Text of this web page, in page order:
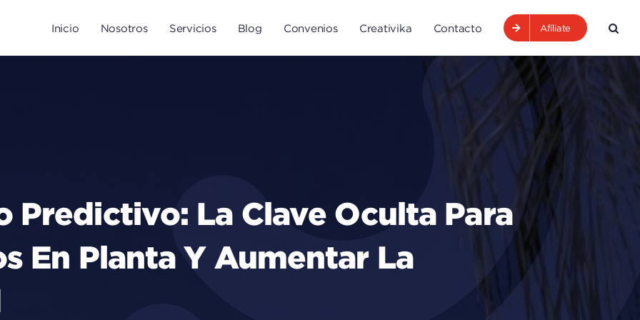
Inicio Nosotros Servicios Blog Convenios Creativika Contacto Afíliate
Predictivo: La Clave Oculta Para
En Planta Y Aumentar La